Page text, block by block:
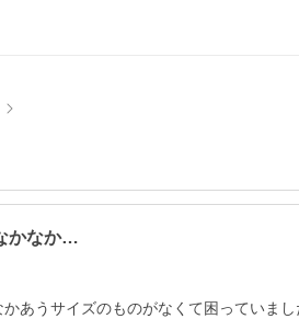
かなか…
あうサイズのものがなくて困っていまし